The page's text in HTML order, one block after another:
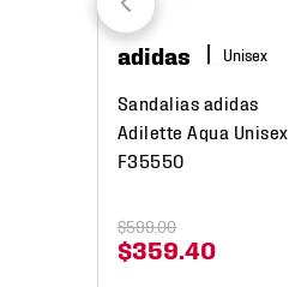
adidas
Sandalias adidas
Adilette Aqua Unisex
F35550
$359 40
$599.00